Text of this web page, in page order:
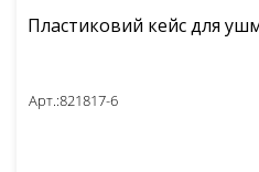
Арт.:821817-6